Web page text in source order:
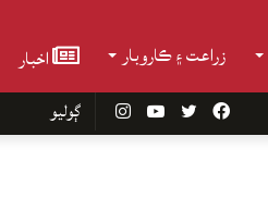
زراعت ۽ ڪاروبار اخبار
InstagramYouTube Twitter
Facebook